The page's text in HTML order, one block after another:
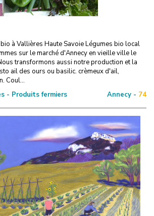
à Vallières Haute Savoie Légumes bio local
sur le marché d'Annecy en vieille ville le
transformons aussi notre production et la
ail des ours ou basilic. crèmeux d'ail,
Coul...
- Produits fermiers Annecy - 74